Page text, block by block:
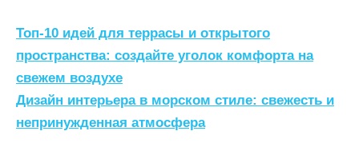
Н
а
в
и
Топ-10 идей для террасы и открытого
пространства: создайте уголок комфорта на
свежем воздухе
Дизайн интерьера в морском стиле: свежесть и
непринужденная атмосфера